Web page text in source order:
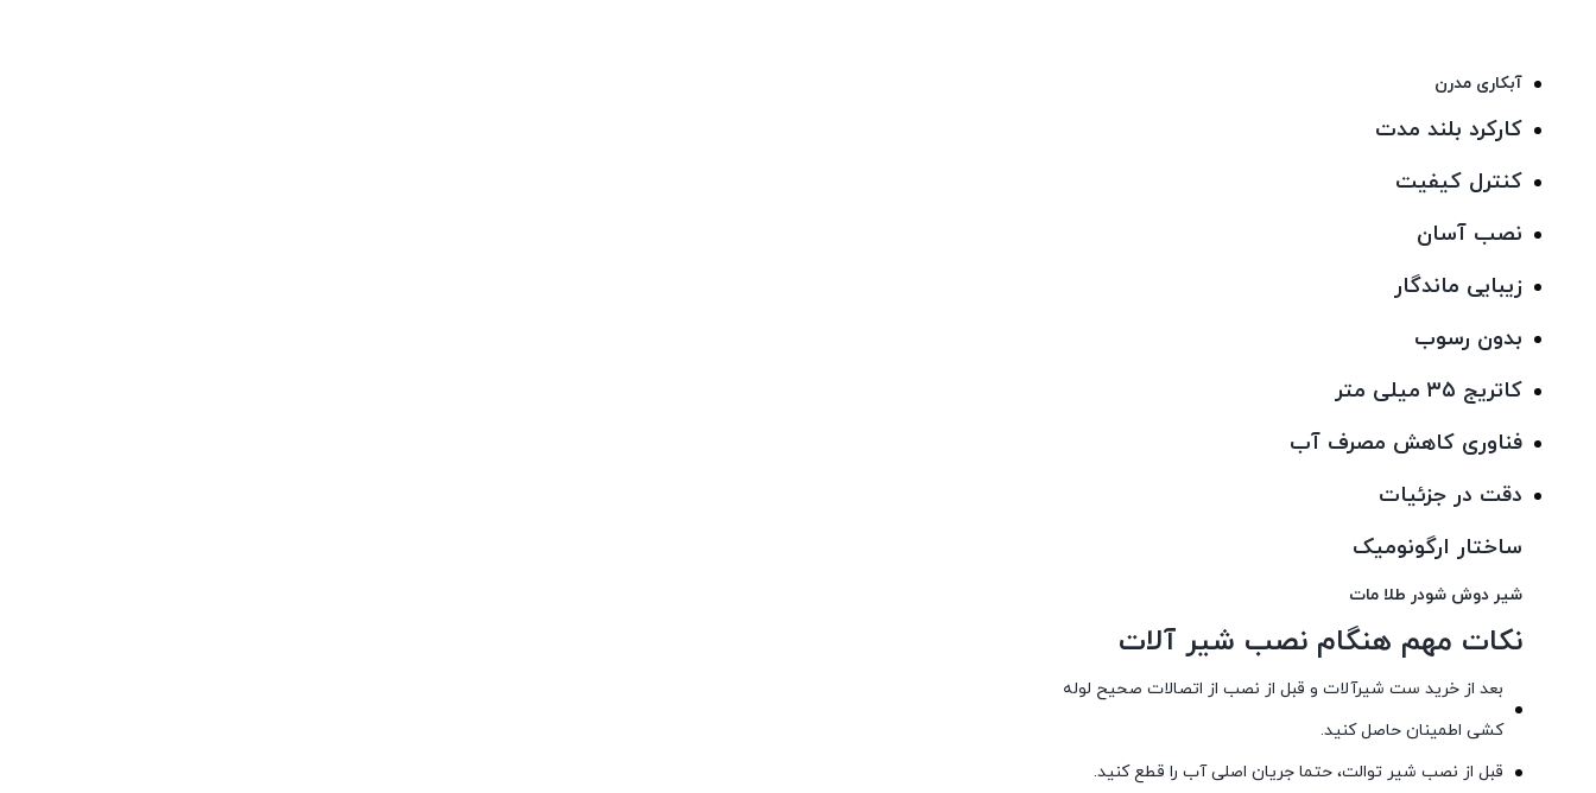
آبکاری مدرن
کارکرد بلند مدت
كنترل كيفيت
نصب آسان
زیبایی ماندگار
بدون رسوب
کاتریج ۳۵ میلی متر
فناوری کاهش مصرف آب
دقت در جزئیات
ساختار ارگونومیک
شیر دوش شودر طلا مات
نکات مهم هنگام نصب شیر آلات
بعد از خرید ست شیرآلات و قبل از نصب از اتصالات صحیح لوله
کشی اطمینان حاصل کنید.
قبل از نصب شیر توالت، حتما جریان اصلی آب را قطع کنید.